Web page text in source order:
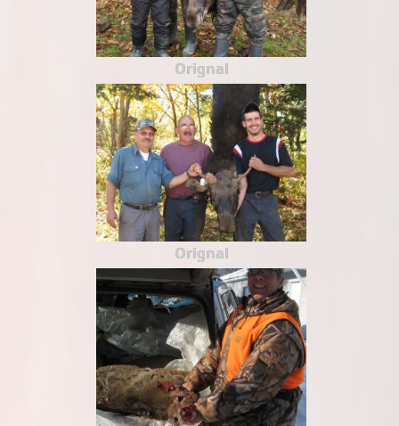
Orignal
Orignal